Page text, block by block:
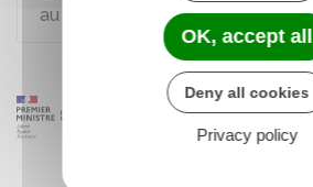
au séjour d'un étranger ?
OK, accept all
Deny all cookies
Privacy policy